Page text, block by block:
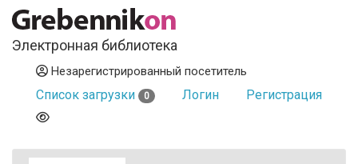
Электронная библиотека
Незарегистрированный посетитель
Список загрузки 0 Логин Регистрация